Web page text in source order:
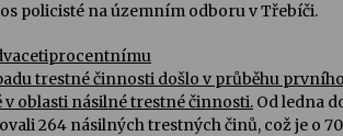
policisté na územním odboru v Třebíči.
trestné činnosti došlo v průběhu
v oblasti násilné trestné činnosti. Od ledna
264 násilných trestných činů, což je o